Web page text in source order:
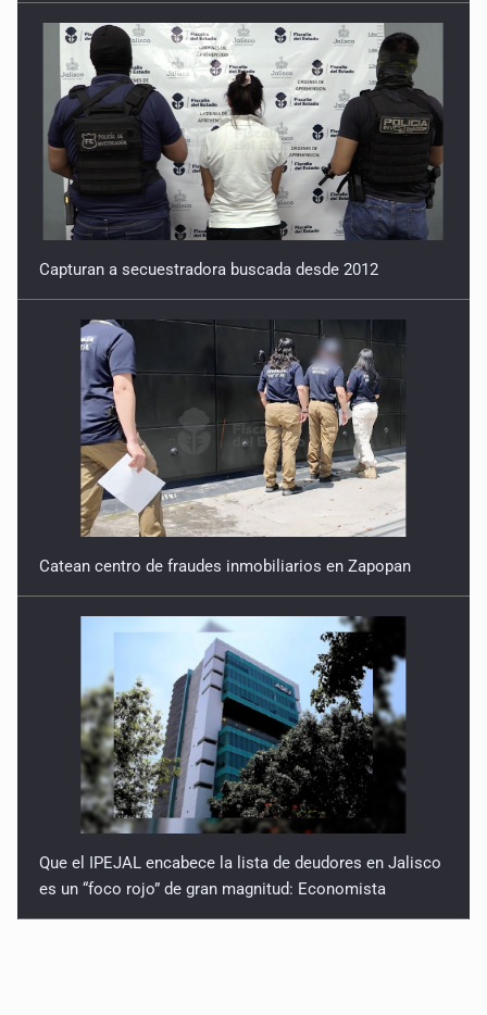
Capturan a secuestradora buscada desde 2012
Catean centro de fraudes inmobiliarios en Zapopan
Que el IPEJAL encabece la lista de deudores en Jalisco
es un “foco rojo” de gran magnitud: Economista